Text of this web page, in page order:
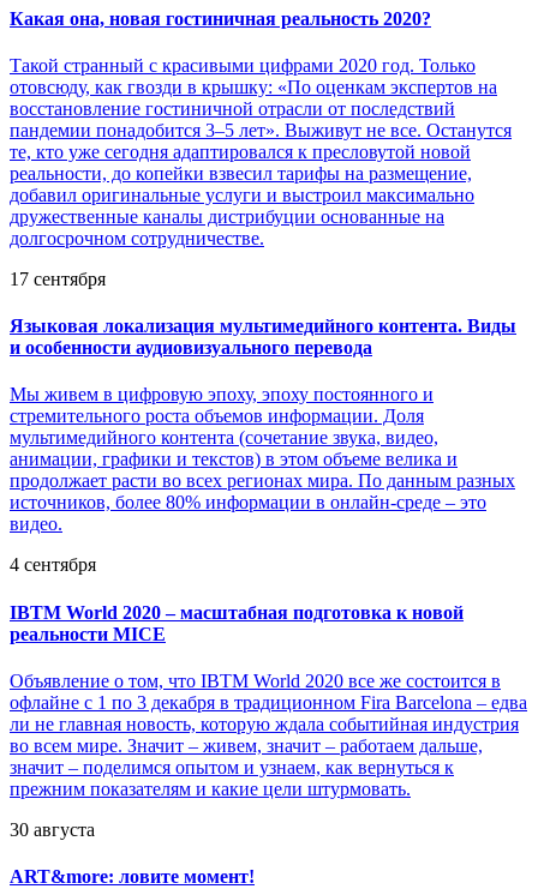
Какая она, новая гостиничная реальность 2020?
Такой странный с красивыми цифрами 2020 год. Только
отовсюду, как гвозди в крышку: «По оценкам экспертов на
восстановление гостиничной отрасли от последствий
пандемии понадобится 3–5 лет». Выживут не все. Останутся
те, кто уже сегодня адаптировался к пресловутой новой
реальности, до копейки взвесил тарифы на размещение,
добавил оригинальные услуги и выстроил максимально
дружественные каналы дистрибуции основанные на
долгосрочном сотрудничестве.
17 сентября
Языковая локализация мультимедийного контента. Виды
и особенности аудиовизуального перевода
Мы живем в цифровую эпоху, эпоху постоянного и
стремительного роста объемов информации. Доля
мультимедийного контента (сочетание звука, видео,
анимации, графики и текстов) в этом объеме велика и
продолжает расти во всех регионах мира. По данным разных
источников, более 80% информации в онлайн-среде – это
видео.
4 сентября
IBTM World 2020 – масштабная подготовка к новой
реальности MICE
Объявление о том, что IBTM World 2020 все же состоится в
офлайне с 1 по 3 декабря в традиционном Fira Barcelona – едва
ли не главная новость, которую ждала событийная индустрия
во всем мире. Значит – живем, значит – работаем дальше,
значит – поделимся опытом и узнаем, как вернуться к
прежним показателям и какие цели штурмовать.
30 августа
ART&more: ловите момент!